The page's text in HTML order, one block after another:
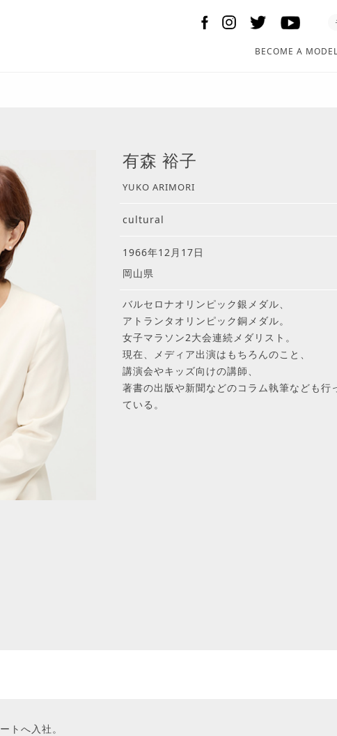
BECOME A
有森 裕子
YUKO ARIMORI
cultural
1966年12月17日
岡山県
バルセロナオリンピック銀メダル、
アトランタオリンピック銅メダル。
女子マラソン2大会連続メダリスト。
現在、メディア出演はもちろんのこと、
講演会やキッズ向けの講師、
著書の出版や新聞などのコラム執筆なども行
ている。
トへ入社。